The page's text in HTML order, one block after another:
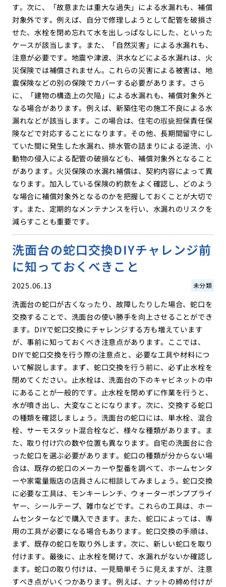
す。次に、「故意または重大な過失」による水漏れも、補償
対象外です。例えば、自分で修理しようとして配管を破損さ
せた、水栓を閉め忘れて水を出しっぱなしにした、といった
ケースが該当します。また、「自然災害」による水漏れも、
注意が必要です。地震や津波、洪水などによる水漏れは、火
災保険では補償されません。これらの災害による被害は、地
震保険などの別の保険でカバーする必要があります。さら
に、「建物の構造上の欠陥」による水漏れも、補償対象外と
なる場合があります。例えば、新築住宅の施工不良による水
漏れなどが該当します。この場合は、住宅の瑕疵担保責任保
険などで対応することになります。その他、長期間留守にし
ていた間に発生した水漏れ、排水管の詰まりによる逆流、小
動物の侵入による配管の破損なども、補償対象外となること
があります。火災保険の水漏れ補償は、契約内容によって異
なります。加入している保険の約款をよく確認し、どのよう
な場合に補償対象外となるのかを把握しておくことが大切で
す。また、定期的なメンテナンスを行い、水漏れのリスクを
減らすことも重要です。
洗面台の蛇口交換DIYチャレンジ前
に知っておくべきこと
2025.06.13 未分類
洗面台の蛇口が古くなったり、故障したりした場合、蛇口を
交換することで、洗面台の使い勝手を向上させることができ
ます。DIYで蛇口交換にチャレンジする方も増えています
が、事前に知っておくべき注意点があります。ここでは、
DIYで蛇口交換を行う際の注意点と、必要な工具や材料につ
いて解説します。まず、蛇口交換を行う前に、必ず止水栓を
閉めてください。止水栓は、洗面台の下のキャビネットの中
にあることが一般的です。止水栓を閉めずに作業を行うと、
水が噴き出し、大変なことになります。次に、交換する蛇口
の種類を確認しましょう。洗面台の蛇口には、単水栓、混合
栓、サーモスタット混合栓など、様々な種類があります。ま
た、取り付け穴の数や位置も異なります。自宅の洗面台に合
った蛇口を選ぶ必要があります。蛇口の種類が分からない場
合は、既存の蛇口のメーカーや型番を調べて、ホームセンタ
ーや家電量販店の店員さんに相談してみましょう。蛇口交換
に必要な工具は、モンキーレンチ、ウォーターポンププライ
ヤー、シールテープ、雑巾などです。これらの工具は、ホー
ムセンターなどで購入できます。また、蛇口によっては、専
用の工具が必要になる場合もあります。蛇口交換の手順は、
まず、既存の蛇口を取り外します。次に、新しい蛇口を取り
付けます。最後に、止水栓を開けて、水漏れがないか確認し
ます。蛇口の取り付けは、一見簡単そうに見えますが、注意
すべき点がいくつかあります。例えば、ナットの締め付けが